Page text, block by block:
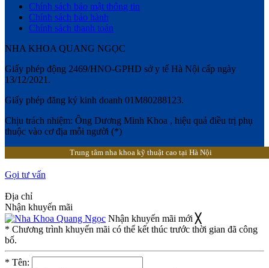
Chính sách bảo mật thông tin
Chính sách bảo hành
Chính sách thanh toán
NHA KHOA QUANG NGỌC
Giấy phép động 2469/HNO-GPHD sở y tế Hà Nội cấp ngày
13/12/2021.
Giấy phép đăng ký kinh doanh 01M80288123.
Chịu trách nhiệm: Ông Dương Minh Khoa , hiệu quả điều trị phụ
thuộc vào cơ địa mỗi người (*)
Trung tâm nha khoa kỹ thuật cao tại Hà Nội
Gọi tư vấn
Địa chỉ
Nhận khuyến mãi
Nhận khuyến mãi mới ╳
* Chương trình khuyến mãi có thể kết thúc trước thời gian đã công
bố.
* Tên: